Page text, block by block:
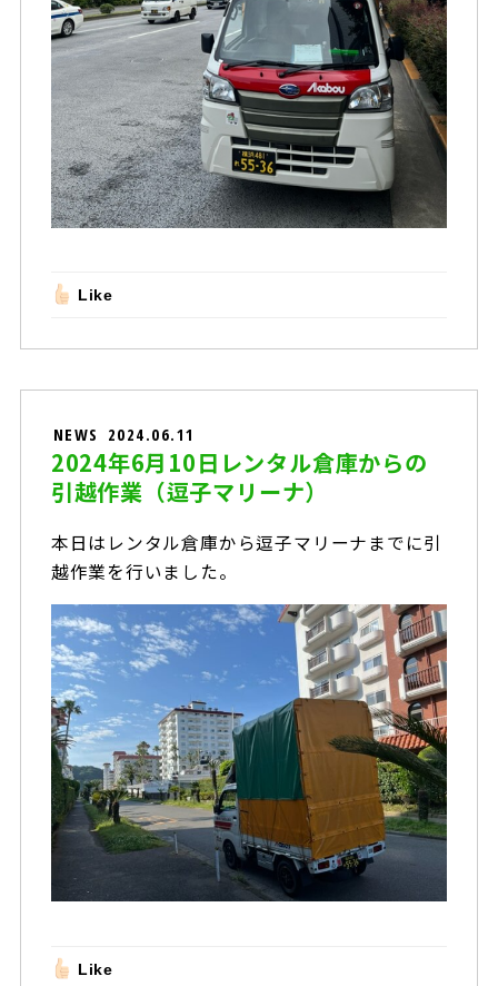
Like
NEWS 2024.06.11
2024年6月10日レンタル倉庫からの
引越作業（逗子マリーナ）
本日はレンタル倉庫から逗子マリーナまでに引
越作業を行いました。
Like